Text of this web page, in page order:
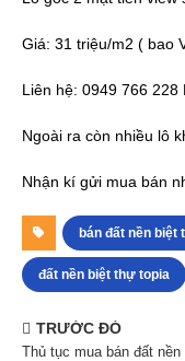
Giá: 31 triệu/m2 ( bao
Liên hệ: 0949 766 228
Ngoài ra còn nhiều lô
Nhận kí gửi mua bán
bán đất nền biệt
đất nền biệt thự topia
TRƯỚC ĐÓ
Thủ tục mua bán đất nền